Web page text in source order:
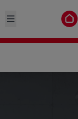
Open sidebar